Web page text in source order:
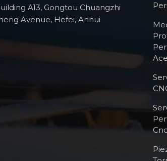
Piezas de fresado
CNC para robots
A13, Gongtou Chuangzhi
Avenue, Hefei, Anhui